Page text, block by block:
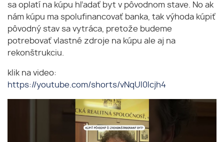
sa oplatí na kúpu hľadať byt v pôvodnom stave. No ak
nám kúpu ma spolufinancovať banka, tak výhoda kúpiť
pôvodný stav sa vytráca, pretože budeme
potrebovať vlastné zdroje na kúpu ale aj na
rekonštrukciu.
klik na video:
https://youtube.com/shorts/vNqUl0lcjh4